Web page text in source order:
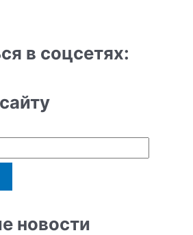
в соцсетях:
новости